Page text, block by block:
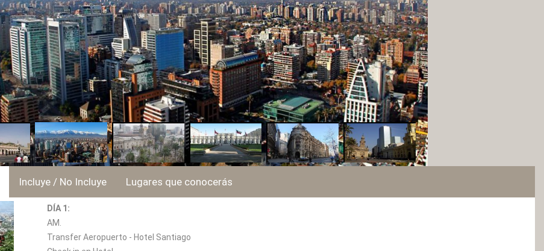
Incluye / No Incluye Lugares que conocerás
DÍA 1:
AM.
Transfer Aeropuerto - Hotel Santiago